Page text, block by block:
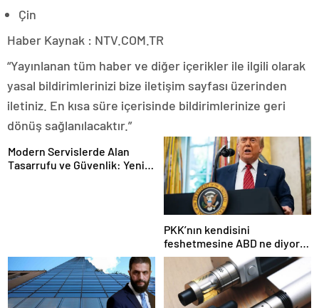
Çin
Haber Kaynak : NTV.COM.TR
“Yayınlanan tüm haber ve diğer içerikler ile ilgili olarak
yasal bildirimlerinizi bize iletişim sayfası üzerinden
iletiniz. En kısa süre içerisinde bildirimlerinize geri
dönüş sağlanılacaktır.”
Modern Servislerde Alan
Tasarrufu ve Güvenlik: Yeni
PKK’nın kendisini
feshetmesine ABD ne diyor?
İlk açıklama